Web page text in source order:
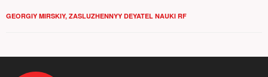
GEORGIY MIRSKIY, ZASLUZHENNYY DEYATEL NAUKI RF